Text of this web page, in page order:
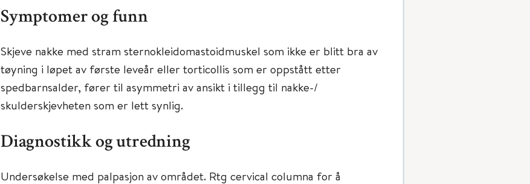
Symptomer og funn
Skjeve nakke med stram sternokleidomastoidmuskel som ikke er blitt bra av
tøyning i løpet av første leveår eller torticollis som er oppstått etter
spedbarnsalder, fører til asymmetri av ansikt i tillegg til nakke-/
skulderskjevheten som er lett synlig.
Diagnostikk og utredning
Undersøkelse med palpasjon av området. Rtg cervical columna for å